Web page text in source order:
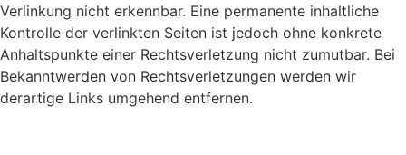
Verlinkung nicht erkennbar. Eine permanente inhaltliche
Kontrolle der verlinkten Seiten ist jedoch ohne konkrete
Anhaltspunkte einer Rechtsverletzung nicht zumutbar. Bei
Bekanntwerden von Rechtsverletzungen werden wir
derartige Links umgehend entfernen.